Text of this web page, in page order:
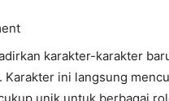
karakter-karakter
. Karakter ini langsung